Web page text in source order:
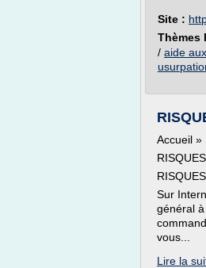
Site :
Thèmes
/ aide
Accueil »
Sur
général
vous...
Lire la